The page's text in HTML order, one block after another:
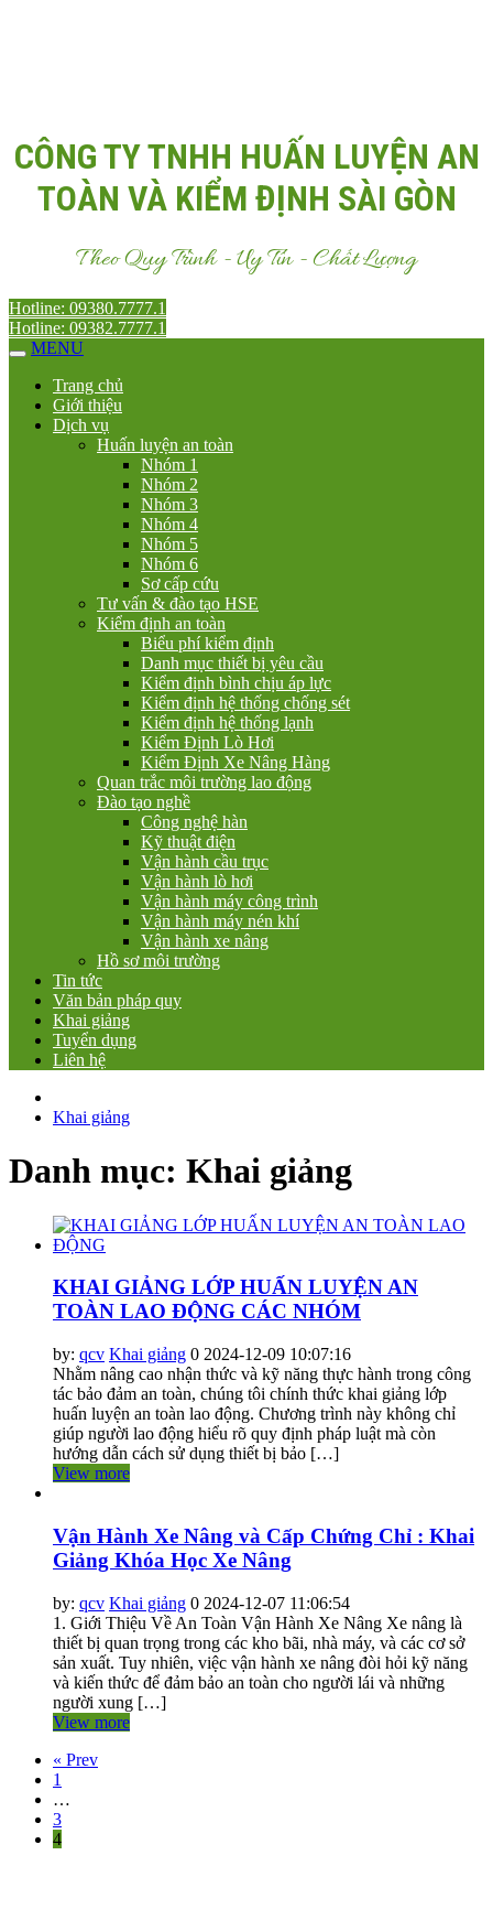
CÔNG TY TNHH HUẤN LUYỆN AN
TOÀN VÀ KIỂM ĐỊNH SÀI GÒN
Theo Quy Trình - Uy Tín - Chất Lượng
Hotline: 09380.7777.1
Hotline: 09382.7777.1
MENU
Trang chủ
Giới thiệu
Dịch vụ
Huấn luyện an toàn
Nhóm 1
Nhóm 2
Nhóm 3
Nhóm 4
Nhóm 5
Nhóm 6
Sơ cấp cứu
Tư vấn & đào tạo HSE
Kiểm định an toàn
Biểu phí kiểm định
Danh mục thiết bị yêu cầu
Kiểm định bình chịu áp lực
Kiểm định hệ thống chống sét
Kiểm định hệ thống lạnh
Kiểm Định Lò Hơi
Kiểm Định Xe Nâng Hàng
Quan trắc môi trường lao động
Đào tạo nghề
Công nghệ hàn
Kỹ thuật điện
Vận hành cầu trục
Vận hành lò hơi
Vận hành máy công trình
Vận hành máy nén khí
Vận hành xe nâng
Hồ sơ môi trường
Tin tức
Văn bản pháp quy
Khai giảng
Tuyển dụng
Liên hệ
Khai giảng
Danh mục: Khai giảng
KHAI GIẢNG LỚP HUẤN LUYỆN AN
TOÀN LAO ĐỘNG CÁC NHÓM
by: qcv Khai giảng 0 2024-12-09 10:07:16
Nhằm nâng cao nhận thức và kỹ năng thực hành trong công
tác bảo đảm an toàn, chúng tôi chính thức khai giảng lớp
huấn luyện an toàn lao động. Chương trình này không chỉ
giúp người lao động hiểu rõ quy định pháp luật mà còn
hướng dẫn cách sử dụng thiết bị bảo […]
View more
Vận Hành Xe Nâng và Cấp Chứng Chỉ : Khai
Giảng Khóa Học Xe Nâng
by: qcv Khai giảng 0 2024-12-07 11:06:54
1. Giới Thiệu Về An Toàn Vận Hành Xe Nâng Xe nâng là
thiết bị quan trọng trong các kho bãi, nhà máy, và các cơ sở
sản xuất. Tuy nhiên, việc vận hành xe nâng đòi hỏi kỹ năng
và kiến thức để đảm bảo an toàn cho người lái và những
người xung […]
View more
« Prev
1
…
3
4